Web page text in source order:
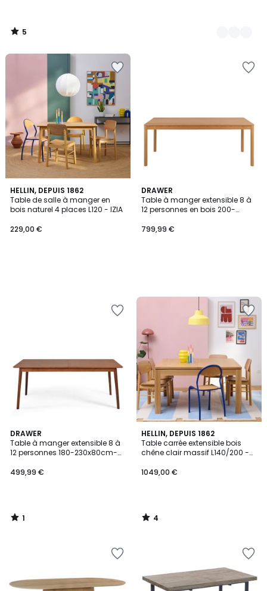
5
/
HELLIN, DEPUIS 1862
Table de salle à manger en
bois naturel 4 places L120 - IZIA
229,00 €
DRAWER
Table à manger extensible 8 à
12 personnes en bois 200-
799,99 €
DRAWER
Table à manger extensible 8 à
12 personnes 180-230x80cm-
499,99 €
1
/
5
1
/
HELLIN, DEPUIS 1862
Table carrée extensible bois
chêne clair massif L140/200 -
1049,00 €
4
/
5
4
/